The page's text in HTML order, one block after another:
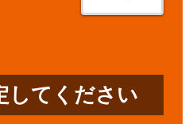
してください